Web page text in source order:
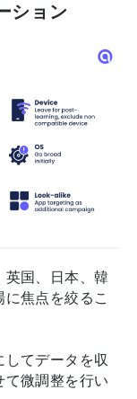
ション
英国、日本、韓
焦点を絞るこ
てデータを収
微調整を行い